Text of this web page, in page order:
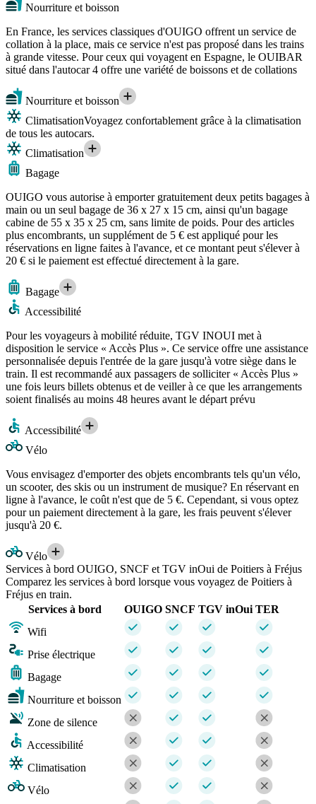
Nourriture et boisson
En France, les services classiques d'OUIGO offrent un service de
collation à la place, mais ce service n'est pas proposé dans les trains
à grande vitesse. Pour ceux qui voyagent en Espagne, le OUIBAR
situé dans l'autocar 4 offre une variété de boissons et de collations
Nourriture et boisson
ClimatisationVoyagez confortablement grâce à la climatisation
de tous les autocars.
Climatisation
Bagage
OUIGO vous autorise à emporter gratuitement deux petits bagages à
main ou un seul bagage de 36 x 27 x 15 cm, ainsi qu'un bagage
cabine de 55 x 35 x 25 cm, sans limite de poids. Pour des articles
plus encombrants, un supplément de 5 € est appliqué pour les
réservations en ligne faites à l'avance, et ce montant peut s'élever à
20 € si le paiement est effectué directement à la gare.
Bagage
Accessibilité
Pour les voyageurs à mobilité réduite, TGV INOUI met à
disposition le service « Accès Plus ». Ce service offre une assistance
personnalisée depuis l'entrée de la gare jusqu'à votre siège dans le
train. Il est recommandé aux passagers de solliciter « Accès Plus »
une fois leurs billets obtenus et de veiller à ce que les arrangements
soient finalisés au moins 48 heures avant le départ prévu
Accessibilité
Vélo
Vous envisagez d'emporter des objets encombrants tels qu'un vélo,
un scooter, des skis ou un instrument de musique? En réservant en
ligne à l'avance, le coût n'est que de 5 €. Cependant, si vous optez
pour un paiement directement à la gare, les frais peuvent s'élever
jusqu'à 20 €.
Vélo
Services à bord OUIGO, SNCF et TGV inOui de Poitiers à Fréjus
Comparez les services à bord lorsque vous voyagez de Poitiers à
Fréjus en train.
Services à bord
OUIGO SNCF TGV inOui TER
Wifi
Prise électrique
Bagage
Nourriture et boisson
Zone de silence
Accessibilité
Climatisation
Vélo